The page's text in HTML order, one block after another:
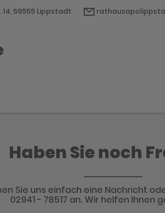
59555 Lippstadt
Haben Sie noch
Sie uns einfach eine Nachricht
02941 - 78517 an. Wir helfen Ihnen